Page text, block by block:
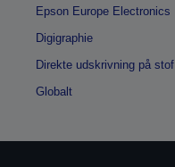
Epson Europe Electronics
Digigraphie
Direkte udskrivning på stof
Globalt